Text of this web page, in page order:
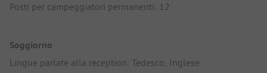
Posti per campeggiatori permanenti: 12
Soggiorno
Lingue parlate alla reception: Tedesco, Inglese